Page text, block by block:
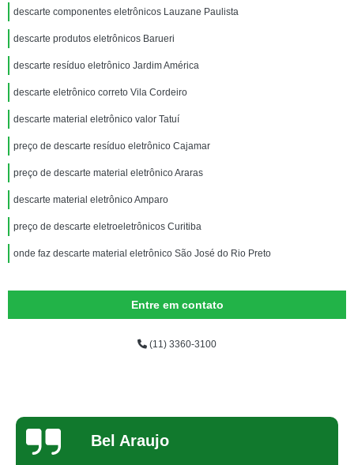
descarte componentes eletrônicos Lauzane Paulista
descarte produtos eletrônicos Barueri
descarte resíduo eletrônico Jardim América
descarte eletrônico correto Vila Cordeiro
descarte material eletrônico valor Tatuí
preço de descarte resíduo eletrônico Cajamar
preço de descarte material eletrônico Araras
descarte material eletrônico Amparo
preço de descarte eletroeletrônicos Curitiba
onde faz descarte material eletrônico São José do Rio Preto
Entre em contato
(11) 3360-3100
Bel Araujo